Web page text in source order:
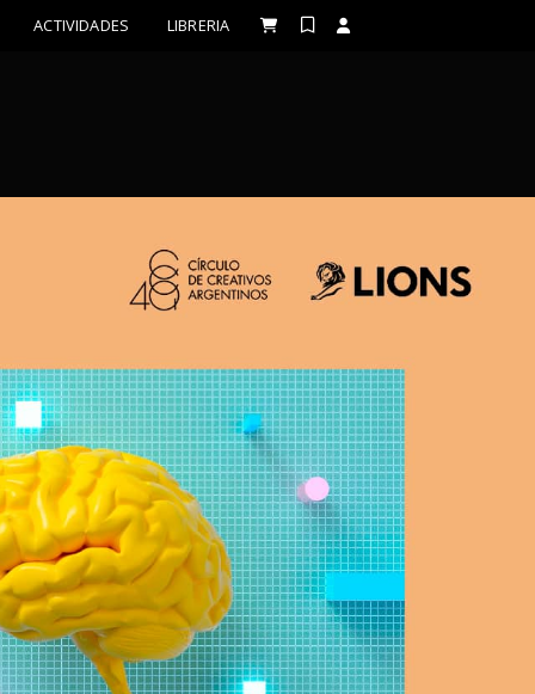
ACTIVIDADES LIBRERIA